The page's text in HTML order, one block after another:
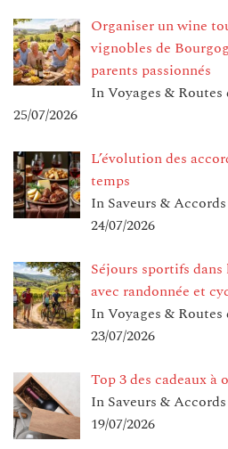
Organiser un wine
vignobles de
parents passionnés
In Voyages & Routes
25/07/2026
L’évolution des
temps
In Saveurs & Accords
24/07/2026
Séjours sportifs
avec randonnée et
In Voyages & Routes
23/07/2026
Top 3 des cadeaux
In Saveurs & Accords
19/07/2026